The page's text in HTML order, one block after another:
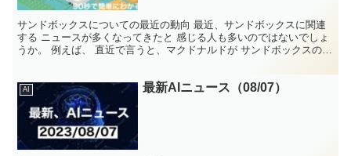
サンドボックスについての最近の動向 最近、サンドボックスに関連
する ニュースが多くなってきたと 感じる人も多いのではないでしょ
うか。 例えば、 直近で言うと、マクドナルドが サンドボックスのメ
AI 最新AIニュース（08/07）